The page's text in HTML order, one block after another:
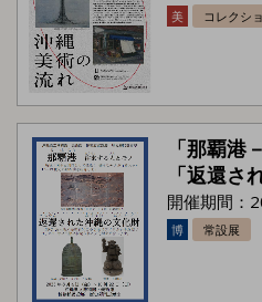
美 コレクシ
「那覇港
「返還さ
開催期間：
博 常設展